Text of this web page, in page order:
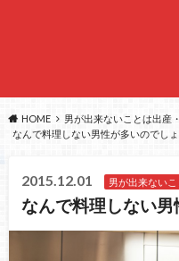
HOME
男が出来ないことは出産
なんで料理しない男性が多いのでしょ
2015.12.01 男が出来ない
なんで料理しない